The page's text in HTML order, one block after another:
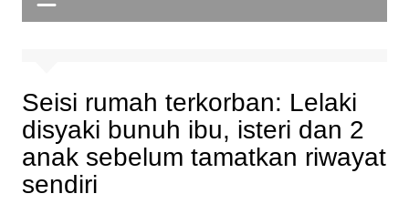
Seisi rumah terkorban: Lelaki
disyaki bunuh ibu, isteri dan 2
anak sebelum tamatkan riwayat
sendiri